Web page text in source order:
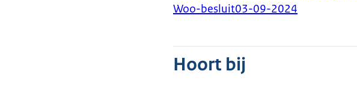
Woo-besluit03-09-2024
Hoort bij